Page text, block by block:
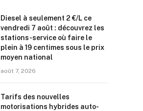
Diesel à seulement 2 €/L ce
vendredi 7 août : découvrez les
stations-service où faire le
plein à 19 centimes sous le prix
moyen national
août 7, 2026
Tarifs des nouvelles
motorisations hybrides auto-